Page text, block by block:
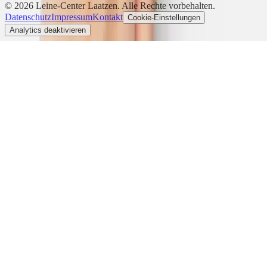
© 2026 Leine-Center Laatzen. Alle Rechte vorbehalten.
DatenschutzImpressumKontakt Cookie-Einstellungen
Analytics deaktivieren